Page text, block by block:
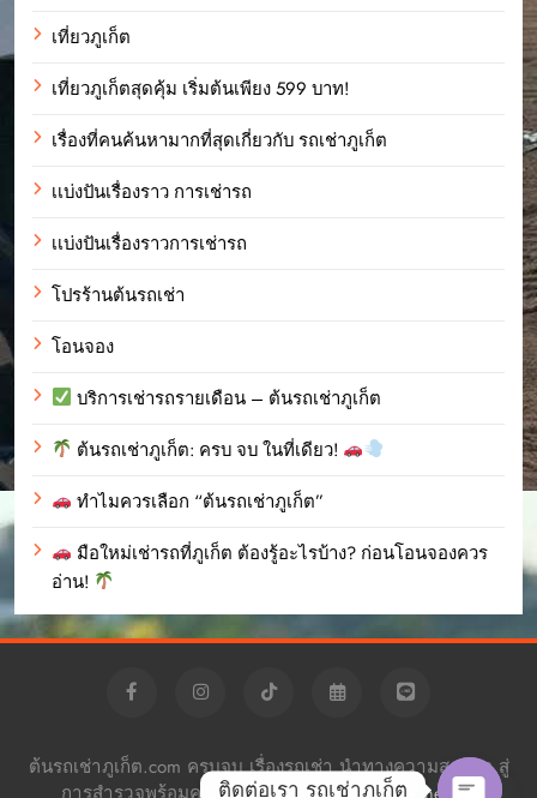
เที่ยวภูเก็ต
เที่ยวภูเก็ตสุดคุ้ม เริ่มต้นเพียง 599 บาท!
เรื่องที่คนค้นหามากที่สุดเกี่ยวกับ รถเช่าภูเก็ต
เเบ่งปันเรื่องราว การเช่ารถ
เเบ่งปันเรื่องราวการเช่ารถ
โปรร้านต้นรถเช่า
โอนจอง
บริการเช่ารถรายเดือน – ต้นรถเช่าภูเก็ต
ต้นรถเช่าภูเก็ต: ครบ จบ ในที่เดียว!
ทำไมควรเลือก “ต้นรถเช่าภูเก็ต”
มือใหม่เช่ารถที่ภูเก็ต ต้องรู้อะไรบ้าง? ก่อนโอนจองควร
อ่าน!
ต้นรถเช่าภูเก็ต.com ครบจบ เรื่องรถเช่า นำทางความสะดวก สู่
BlazeThemes
ติดต่อเรา รถเช่าภูเก็ต